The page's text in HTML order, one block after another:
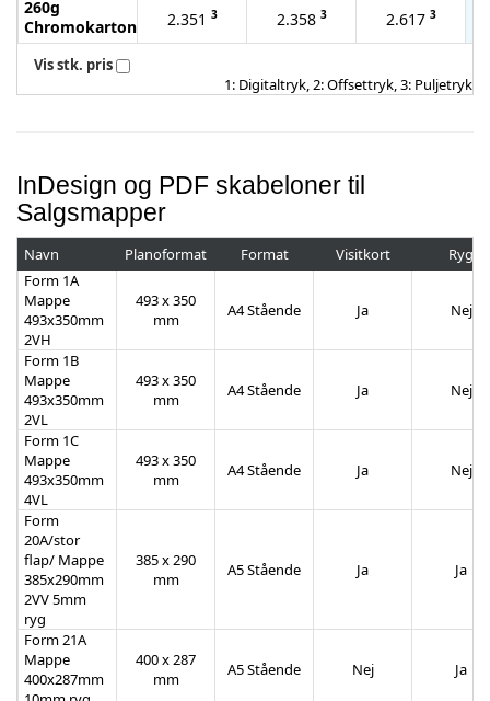
260g
Chromokarton
2.351 3 2.358 3 2.617 3
Vis stk. pris
1: Digitaltryk, 2: Offsettryk, 3: Puljetryk
InDesign og PDF skabeloner til
Salgsmapper
Navn Planoformat Format Visitkort
Ryg
Form 1A
Mappe
493x350mm
2VH
493 x 350
mm
A4 Stående Ja Nej
Form 1B
Mappe
493x350mm
2VL
493 x 350
mm
A4 Stående Ja Nej
Form 1C
Mappe
493x350mm
4VL
493 x 350
mm
A4 Stående Ja Nej
Form
20A/stor
flap/ Mappe
385x290mm
2VV 5mm
ryg
385 x 290
mm
A5 Stående Ja Ja
Form 21A
Mappe
400x287mm
400 x 287
mm
A5 Stående Nej Ja